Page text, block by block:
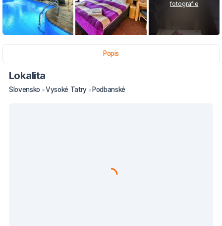
fotografie
Popis
Lokalita
Slovensko Vysoké Tatry Podbanské